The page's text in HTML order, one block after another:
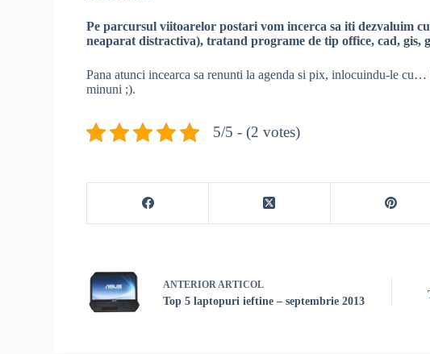
Pe parcursul viitoarelor postari vom incerca sa iti dezvaluim
neaparat distractiva), tratand programe de tip office, cad, gis,
Pana atunci incearca sa renunti la agenda si pix, inlocuindu-le
minuni ;).
5/5 - (2 votes)
ANTERIORARTICOL
Top 5 laptopuri ieftine – septembrie 2013